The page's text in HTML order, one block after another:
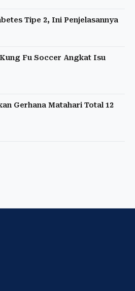
Tipe 2, Ini Penjelasannya
Fu Soccer Angkat Isu
Gerhana Matahari Total 12